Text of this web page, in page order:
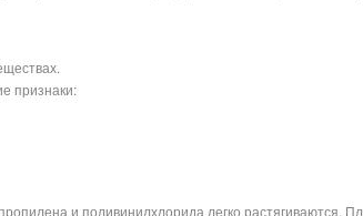
признаки:
и поливинилхлорида легко растягиваются.